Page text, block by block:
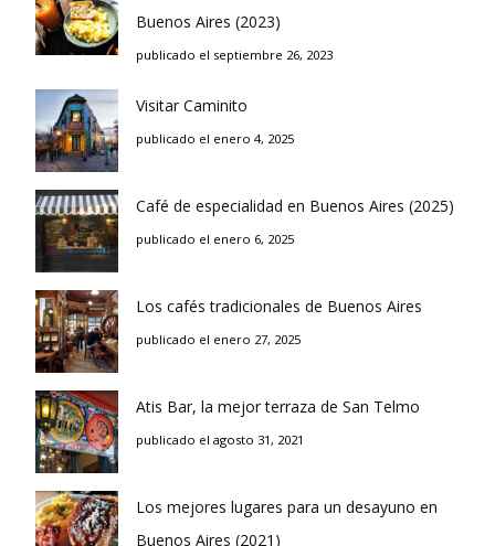
Buenos Aires (2023)
publicado el septiembre 26, 2023
Visitar Caminito
publicado el enero 4, 2025
Café de especialidad en Buenos Aires (2025)
publicado el enero 6, 2025
Los cafés tradicionales de Buenos Aires
publicado el enero 27, 2025
Atis Bar, la mejor terraza de San Telmo
publicado el agosto 31, 2021
Los mejores lugares para un desayuno en
Buenos Aires (2021)